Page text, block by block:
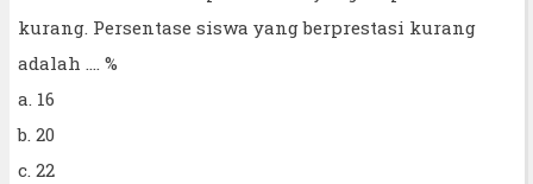
kurang. Persentase siswa yang berprestasi kurang
adalah .... %
a. 16
b. 20
c. 22